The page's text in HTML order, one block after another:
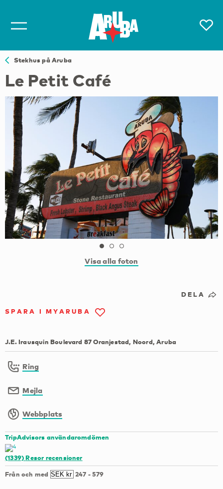
Stekhus på Aruba
Le Petit Café
Visa alla foton
DELA
SPARA I MYARUBA
J.E. Irausquin Boulevard 87 Oranjestad, Noord, Aruba
Ring
Mejla
Webbplats
TripAdvisors användaromdömen
(1339)Resor recensioner
Från och med 247 -579